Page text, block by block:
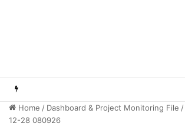
Home / Dashboard & Project Monitoring File /
12-28 080926